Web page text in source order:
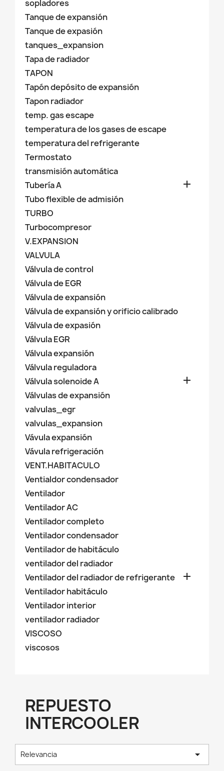
sopladores
Tanque de expansión
Tanque de expasión
tanques_expansion
Tapa de radiador
TAPON
Tapón depósito de expansión
Tapon radiador
temp. gas escape
temperatura de los gases de escape
temperatura del refrigerante
Termostato
transmisión automática
Tubería A

Tubo flexible de admisión
TURBO
Turbocompresor
V.EXPANSION
VALVULA
Válvula de control
Válvula de EGR
Válvula de expansión
Válvula de expansión y orificio calibrado
Válvula de expasión
Válvula EGR
Válvula expansión
Válvula reguladora
Válvula solenoide A

Válvulas de expansión
valvulas_egr
valvulas_expansion
Vávula expansión
Vávula refrigeración
VENT.HABITACULO
Ventialdor condensador
Ventilador
Ventilador AC
Ventilador completo
Ventilador condensador
Ventilador de habitáculo
ventilador del radiador
Ventilador del radiador de refrigerante

Ventilador habitáculo
Ventilador interior
ventilador radiador
VISCOSO
viscosos
REPUESTO
INTERCOOLER
Relevancia 